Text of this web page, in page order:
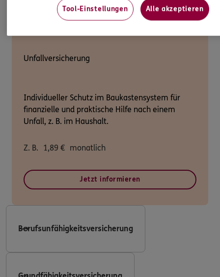
Unfallversicherung
Individueller Schutz im Baukastensystem für
finanzielle und praktische Hilfe nach einem
Unfall, z. B. im Haushalt.
Z. B. 1,89 € monatlich
Jetzt informieren
Berufsunfähigkeitsversicherung
Tool-Einstellungen Alle akzeptieren